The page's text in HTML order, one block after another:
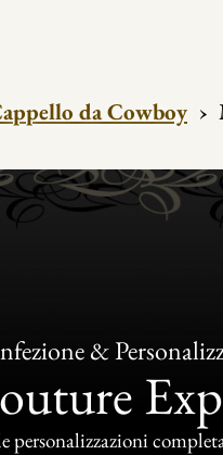
da Cowboy ›
&
personalizzazioni